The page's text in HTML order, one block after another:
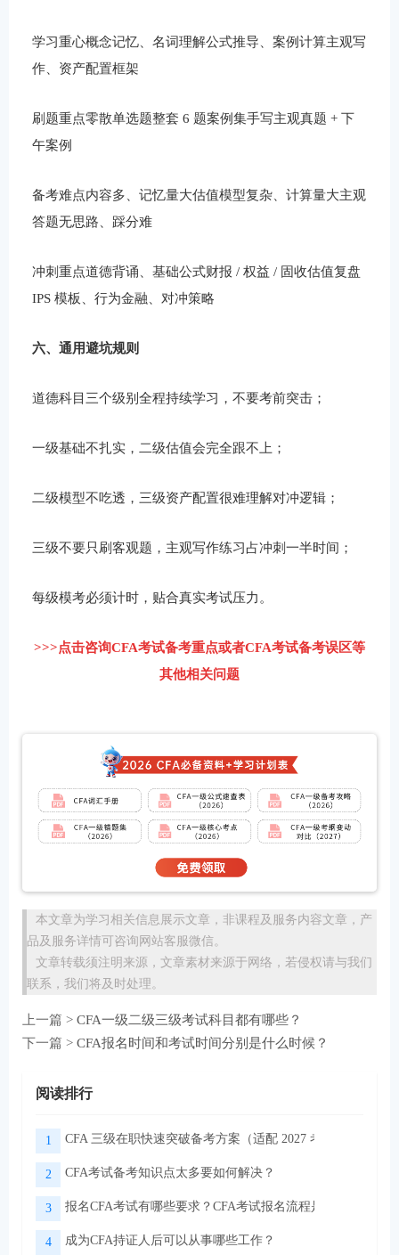
学习重心概念记忆、名词理解公式推导、案例计算主观写
作、资产配置框架
刷题重点零散单选题整套 6 题案例集手写主观真题 + 下
午案例
备考难点内容多、记忆量大估值模型复杂、计算量大主观
答题无思路、踩分难
冲刺重点道德背诵、基础公式财报 / 权益 / 固收估值复盘
IPS 模板、行为金融、对冲策略
六、通用避坑规则
道德科目三个级别全程持续学习，不要考前突击；
一级基础不扎实，二级估值会完全跟不上；
二级模型不吃透，三级资产配置很难理解对冲逻辑；
三级不要只刷客观题，主观写作练习占冲刺一半时间；
每级模考必须计时，贴合真实考试压力。
>>>点击咨询CFA考试备考重点或者CFA考试备考误区等
其他相关问题
本文章为学习相关信息展示文章，非课程及服务内容文章，产
品及服务详情可咨询网站客服微信。
文章转载须注明来源，文章素材来源于网络，若侵权请与我们
联系，我们将及时处理。
上一篇 > CFA一级二级三级考试科目都有哪些？
下一篇 > CFA报名时间和考试时间分别是什么时候？
阅读排行
1 CFA 三级在职快速突破备考方案（适配 2027 考季）
2 CFA考试备考知识点太多要如何解决？
3 报名CFA考试有哪些要求？CFA考试报名流程是怎样的？
4 成为CFA持证人后可以从事哪些工作？